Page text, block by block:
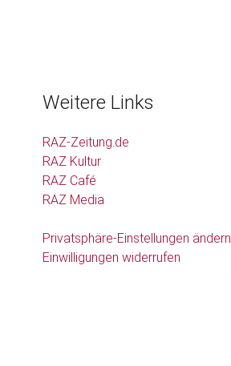
Weitere Links
RAZ-Zeitung.de
RAZ Kultur
RAZ Café
RAZ Media
Privatsphäre-Einstellungen ändern
Einwilligungen widerrufen